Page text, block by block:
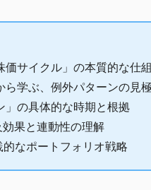
サイクル」の本質的な仕
学ぶ、例外パターンの見
」の具体的な時期と根拠
果と連動性の理解
なポートフォリオ戦略